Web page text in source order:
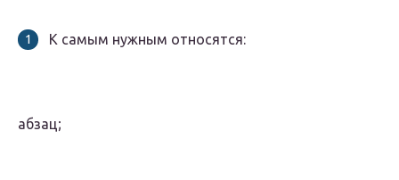
К самым нужным относятся:
абзац;